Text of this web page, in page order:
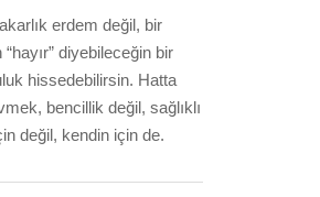
erdem değil, bir
diyebileceğin bir
hissedebilirsin. Hatta
bencillik değil, sağlıklı
değil, kendin için de.